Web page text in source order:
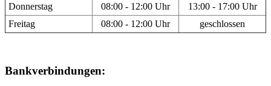
Donnerstag 08:00 - 12:00 Uhr
13:00 - 17:00 Uhr
Freitag
08:00 - 12:00 Uhr geschlossen
Bankverbindungen: